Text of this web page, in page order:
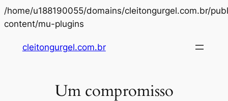
/home/u188190055/domains/cleitongurgel.com.br/
content/mu-plugins
o
cleitongurgel.com.br
Um compromisso